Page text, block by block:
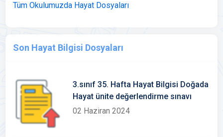
Tüm Okulumuzda Hayat Dosyaları
Son Hayat Bilgisi Dosyaları
3.sınıf 35. Hafta Hayat Bilgisi Doğada
Hayat ünite değerlendirme sınavı
02 Haziran 2024